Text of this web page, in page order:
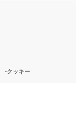
クッキー